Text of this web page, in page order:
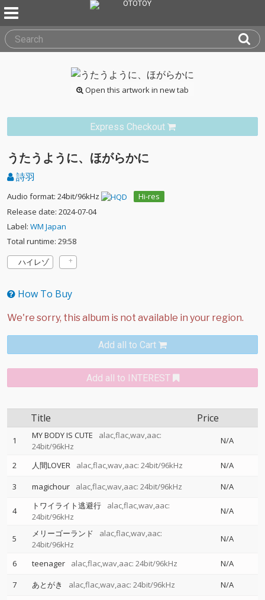
Open this artwork in new tab
Express Checkout
うたうように、ほがらかに
詩羽
Audio format: 24bit/96kHz
Hi-res
Release date: 2024-07-04
Label: WM Japan
Total runtime: 29:58
ハイレゾ
How To Buy
Add all to Cart
Add all to INTEREST
Title Price
1 MY BODY IS CUTE
alac,flac,wav,aac:
24bit/96kHz
N/A
2 人間LOVER alac,flac,wav,aac: 24bit/96kHz
N/A
3
magichour alac,flac,wav,aac: 24bit/96kHz N/A
4 トワイライト逃避行
alac,flac,wav,aac:
24bit/96kHz
N/A
5 メリーゴーランド
alac,flac,wav,aac:
24bit/96kHz
N/A
6 teenager alac,flac,wav,aac: 24bit/96kHz
N/A
7
あとがき alac,flac,wav,aac: 24bit/96kHz
N/A